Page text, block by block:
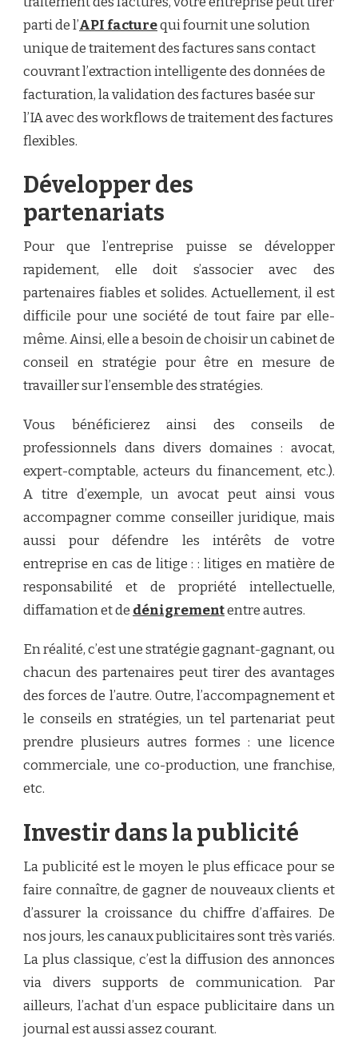
parti de l’API facturequi fournit une solution
unique de traitement des factures sans contact
couvrant l’extraction intelligente des données de
facturation, la validation des factures basée sur
l’IA avec des workflows de traitement des factures
flexibles.
Développer des
partenariats
Pour que l’entreprise puisse se développer
rapidement, elle doit s’associer avec des
partenaires fiables et solides. Actuellement, il est
difficile pour une société de tout faire par elle-
même. Ainsi, elle a besoin dechoisir un cabinet de
conseil en stratégie pour être en mesure de
travailler sur l’ensemble des stratégies.
Vous bénéficierez ainsi des conseils de
professionnels dans divers domaines : avocat,
expert-comptable, acteurs du financement, etc.).
A titre d’exemple, un avocat peut ainsi vous
accompagner comme conseiller juridique, mais
aussi pour défendre les intérêts de votre
entreprise en cas de litige : : litiges en matière de
responsabilité et de propriété intellectuelle,
diffamation et de dénigremententre autres.
En réalité, c’est une stratégie gagnant-gagnant, ou
chacun des partenaires peut tirer des avantages
des forces de l’autre. Outre, l’accompagnement et
le conseils en stratégies, un tel partenariat peut
prendre plusieurs autres formes : une licence
commerciale, une co-production, une franchise,
etc.
Investir dans la publicité
La publicité est le moyen le plus efficace pour se
faire connaître, de gagner de nouveaux clients et
d’assurer la croissance du chiffre d’affaires. De
nos jours, les canaux publicitaires sont très variés.
La plus classique, c’est la diffusion des annonces
via divers supports de communication. Par
ailleurs, l’achat d’un espace publicitaire dans un
journal est aussi assez courant.